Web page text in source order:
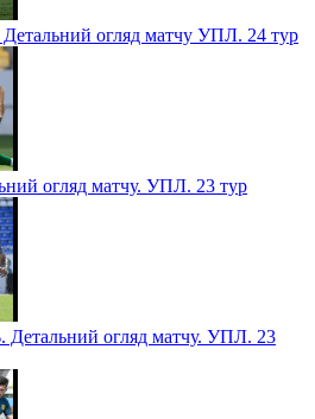
огляд матчу УПЛ. 24 тур
огляд матчу. УПЛ. 23 тур
огляд матчу. УПЛ. 23